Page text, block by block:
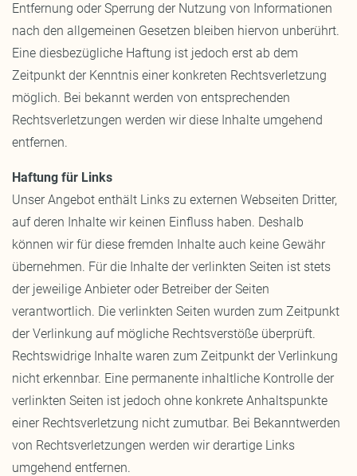
Entfernung oder Sperrung der Nutzung von Informationen
nach den allgemeinen Gesetzen bleiben hiervon unberührt.
Eine diesbezügliche Haftung ist jedoch erst ab dem
Zeitpunkt der Kenntnis einer konkreten Rechtsverletzung
möglich. Bei bekannt werden von entsprechenden
Rechtsverletzungen werden wir diese Inhalte umgehend
entfernen.
Haftung für Links
Unser Angebot enthält Links zu externen Webseiten Dritter,
auf deren Inhalte wir keinen Einfluss haben. Deshalb
können wir für diese fremden Inhalte auch keine Gewähr
übernehmen. Für die Inhalte der verlinkten Seiten ist stets
der jeweilige Anbieter oder Betreiber der Seiten
verantwortlich. Die verlinkten Seiten wurden zum Zeitpunkt
der Verlinkung auf mögliche Rechtsverstöße überprüft.
Rechtswidrige Inhalte waren zum Zeitpunkt der Verlinkung
nicht erkennbar. Eine permanente inhaltliche Kontrolle der
verlinkten Seiten ist jedoch ohne konkrete Anhaltspunkte
einer Rechtsverletzung nicht zumutbar. Bei Bekanntwerden
von Rechtsverletzungen werden wir derartige Links
umgehend entfernen.